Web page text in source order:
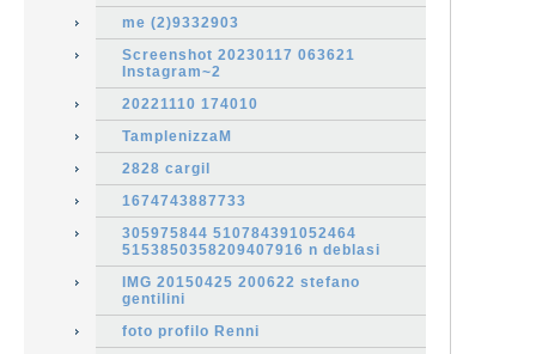
me (2)9332903
Screenshot 20230117 063621
Instagram~2
20221110 174010
TamplenizzaM
2828 cargil
1674743887733
305975844 510784391052464
5153850358209407916 n deblasi
IMG 20150425 200622 stefano
gentilini
foto profilo Renni